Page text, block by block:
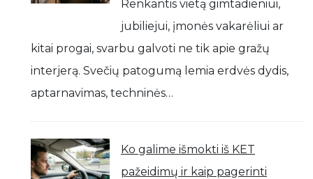
Renkantis vietą gimtadieniui,
jubiliejui, įmonės vakarėliui ar
kitai progai, svarbu galvoti ne tik apie gražų
interjerą. Svečių patogumą lemia erdvės dydis,
aptarnavimas, techninės…
Ko galime išmokti iš KET
pažeidimų ir kaip pagerinti